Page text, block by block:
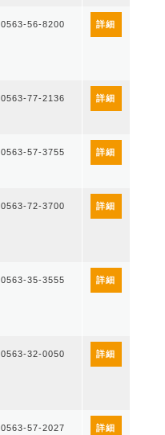
0563-56-8200 詳細
0563-77-2136 詳細
0563-57-3755 詳細
0563-72-3700 詳細
0563-35-3555 詳細
0563-32-0050 詳細
0563-57-2027 詳細